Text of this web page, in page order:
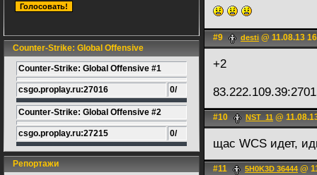
Counter-Strike: Global Offensive
Counter-Strike: Global Offensive #1
csgo.proplay.ru:27016 0/
Counter-Strike: Global Offensive #2
csgo.proplay.ru:27215 0/
Репортажи
#9 desti @ 11.08.13
+2
#10 NST_11 @
щас WCS идет,
#11 5H0K3D 36444 @